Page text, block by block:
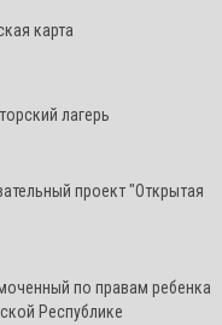
карта
лагерь
проект "Открытая
по правам ребенка
Республике